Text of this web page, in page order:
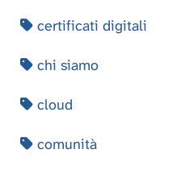
certificati digitali
chi siamo
cloud
comunità